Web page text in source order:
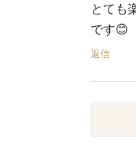
とても
です😊
返信